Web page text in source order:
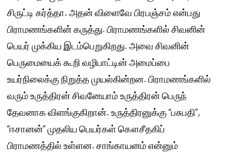
சிருட்டி கர்த்தா. அதன் விளைவே பிரபஞ்சம் என்பது
பிராமணங்களின் கருத்து. பிராமணங்களில் சிவனின்
பெயர் முக்கிய இடம்பெறுகிறது. அவை சிவனின்
பெருமையைக் கூறி வழிபாட்டின் அமைப்பை
உயர்நிலைக்கு நிறுத்த முயல்கின்றன. பிராமணங்களில்
வரும் உருத்திரன் சிவனேயாம் உருத்திரன் பெருந்
தேவனாக விளங்குகிறான். உருத்திரனுக்கு “பசுபதி”,
“ஈசானன்” முதலிய பெயர்கள் கௌசீதகிப்
பிராமணத்தில் உள்ளன. சாங்காயனம் என்னும்